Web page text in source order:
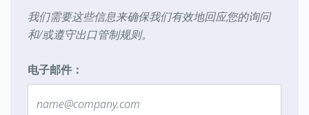
我们需要这些信息来确保我们有效地回应您的询问
和/或遵守出口管制规则。
电子邮件：